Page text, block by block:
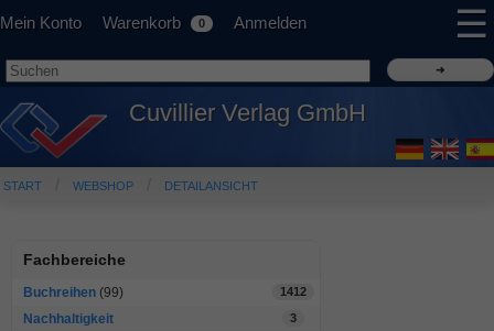
Mein Konto Warenkorb 0 Anmelden ☰
Cuvillier Verlag GmbH
START WEBSHOP DETAILANSICHT
Fachbereiche
Buchreihen (99) 1412
Nachhaltigkeit 3